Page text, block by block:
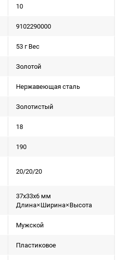
10
9102290000
53 г Вес
Золотой
Нержавеющая сталь
Золотистый
18
190
20/20/20
37x33x6 мм
Длина×Ширина×Высота
Мужской
Пластиковое